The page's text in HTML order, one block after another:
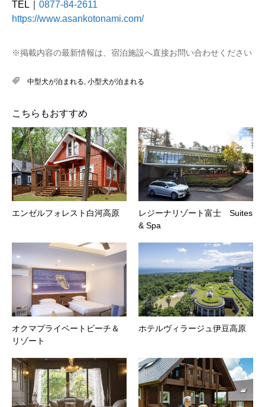
TEL｜ 0877-84-2611
https://www.asankotonami.com/
※掲載内容の最新情報は、宿泊施設へ直接お問い合わせください
中型犬が泊まれる, 小型犬が泊まれる
こちらもおすすめ
エンゼルフォレスト白河高原
レジーナリゾート富士 Suites
& Spa
オクマプライベートビーチ＆
リゾート
ホテルヴィラージュ伊豆高原